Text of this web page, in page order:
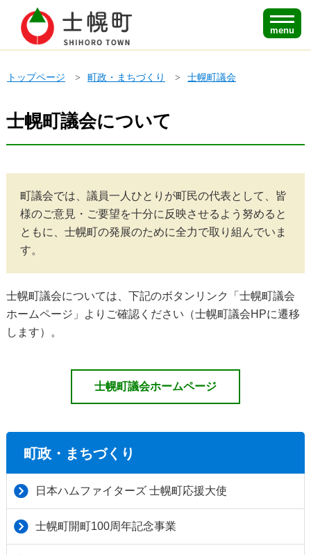
menu
トップページ 町政・まちづくり 士幌町議会
士幌町議会について
町議会では、議員一人ひとりが町民の代表として、皆
様のご意見・ご要望を十分に反映させるよう努めると
ともに、士幌町の発展のために全力で取り組んでいま
す。
士幌町議会については、下記のボタンリンク「士幌町議会
ホームページ」よりご確認ください（士幌町議会HPに遷移
します）。
士幌町議会ホームページ
町政・まちづくり
日本ハムファイターズ 士幌町応援大使
士幌町開町100周年記念事業